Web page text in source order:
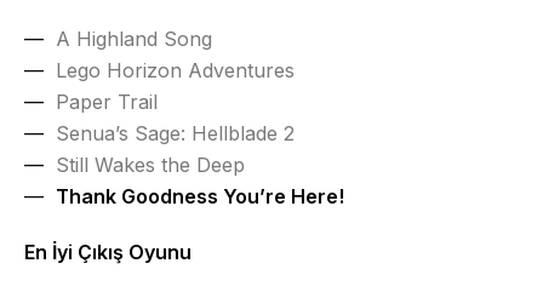
A Highland Song
Lego Horizon Adventures
Paper Trail
Senua’s Sage: Hellblade 2
Still Wakes the Deep
Thank Goodness You’re Here!
En İyi Çıkış Oyunu